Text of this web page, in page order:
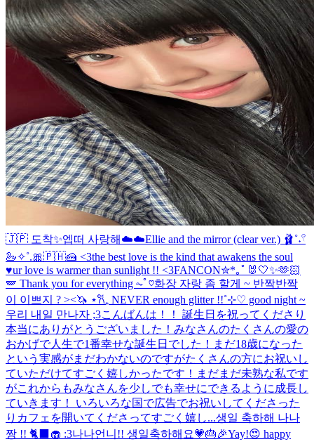
🇯🇵 도착✨엡떠 사랑해☁️☁️Ellie and the mirror (clear ver.) 🩰˚˖𓍢
🦢✧˚.🎀🇵🇭🍰 <3the best love is the kind that awakens the soul
♥︎ur love is warmer than sunlight !! <3FANCON✮*｡ﾟ 🐰🤍✨🫶🏻
🪽 Thank you for everything ⏦ﾟ♡︎화장 자랑 좀 할게 ~ 반짝반짝
이 이쁘지 ? ><🦄 ⋆𐙚₊ NEVER enough glitter !!˚⊹♡ good night ~
우리 내일 만나자 ;3こんばんは！！ 誕生日を祝ってくださり
本当にありがとうございました！みなさんのたくさんの愛の
おかげで人生で1番幸せな誕生日でした！まだ18歳になった
という実感がまだわかないのですがたくさんの方にお祝いし
ていただけてすごく嬉しかったです！まだまだ未熟な私です
がこれからもみなさんを少しでも幸せにできるように成長し
ていきます！ いろいろな国で広告でお祝いしてくださった
りカフェを開いてくださってすごく嬉し...생일 축하해 나나
짱 !! 🐈‍⬛🧁 :3나나언니!! 생일축하해요💗🎂🎉Yay!😍 happy